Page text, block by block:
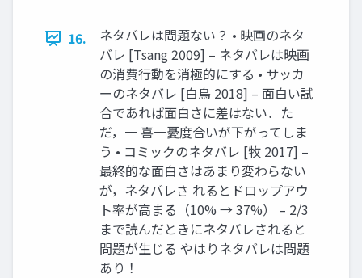
16.
ネタバレは問題ない？ • 映画のネタ
バレ [Tsang 2009] – ネタバレは映画
の消費行動を消極的にする • サッカ
ーのネタバレ [白鳥 2018] – 面白い試
合であれば面白さに差はない．た
だ，一 喜一憂度合いが下がってしま
う • コミックのネタバレ [牧 2017] –
最終的な面白さはあまり変わらない
が，ネタバレさ れるとドロップアウ
ト率が高まる（10% → 37%） – 2/3
まで読んだときにネタバレされると
問題が生じる やはりネタバレは問題
あり！